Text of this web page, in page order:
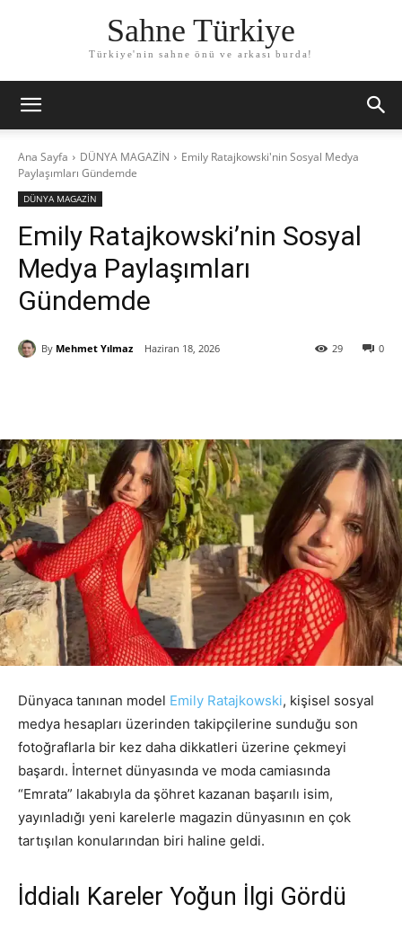
Sahne Türkiye
Türkiye'nin sahne önü ve arkası burda!
Ana Sayfa DÜNYA MAGAZİN
Emily Ratajkowski'nin Sosyal Medya
Paylaşımları Gündemde
DÜNYA MAGAZİN
Emily Ratajkowski’nin Sosyal
Medya Paylaşımları
Gündemde
By Mehmet Yılmaz Haziran 18, 2026 0
29
Dünyaca tanınan model Emily Ratajkowski, kişisel sosyal
medya hesapları üzerinden takipçilerine sunduğu son
fotoğraflarla bir kez daha dikkatleri üzerine çekmeyi
başardı. İnternet dünyasında ve moda camiasında
“Emrata” lakabıyla da şöhret kazanan başarılı isim,
yayınladığı yeni karelerle magazin dünyasının en çok
tartışılan konularından biri haline geldi.
İddialı Kareler Yoğun İlgi Gördü